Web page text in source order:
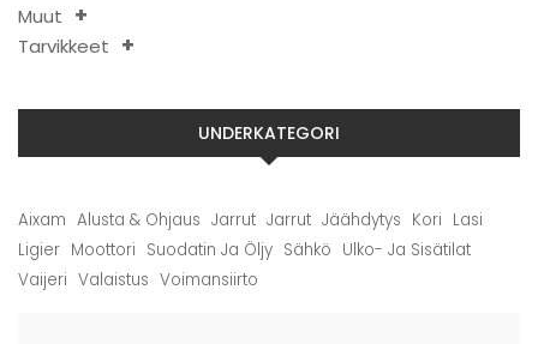
Muut
Tarvikkeet
UNDERKATEGORI
Aixam Alusta & Ohjaus Jarrut Jarrut Jäähdytys Kori Lasi
Ligier Moottori Suodatin Ja Öljy Sähkö Ulko- Ja Sisätilat
Vaijeri Valaistus Voimansiirto